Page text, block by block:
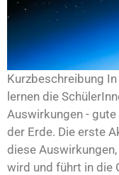
Kurzbeschreibung
lernen die
Auswirkungen -
der Erde. Die erste
diese
wird und führt in die